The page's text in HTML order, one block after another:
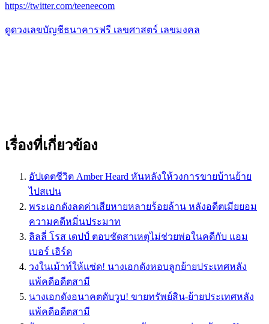
https://twitter.com/teeneecom
ดูดวงเลขบัญชีธนาคารฟรี เลขศาสตร์ เลขมงคล
เรื่องที่เกี่ยวข้อง
อัปเดตชีวิต Amber Heard หันหลังให้วงการขายบ้านย้าย
ไปสเปน
พระเอกดังลดค่าเสียหายหลายร้อยล้าน หลังอดีตเมียยอม
ความคดีหมิ่นประมาท
ลิลลี่ โรส เดปป์ ตอบชัดสาเหตุไม่ช่วยพ่อในคดีกับ แอม
เบอร์ เฮิร์ด
วงในเม้าท์ให้แซ่ด! นางเอกดังหอบลูกย้ายประเทศหลัง
แพ้คดีอดีตสามี
นางเอกดังอนาคตดับวูบ! ขายทรัพย์สิน-ย้ายประเทศหลัง
แพ้คดีอดีตสามี